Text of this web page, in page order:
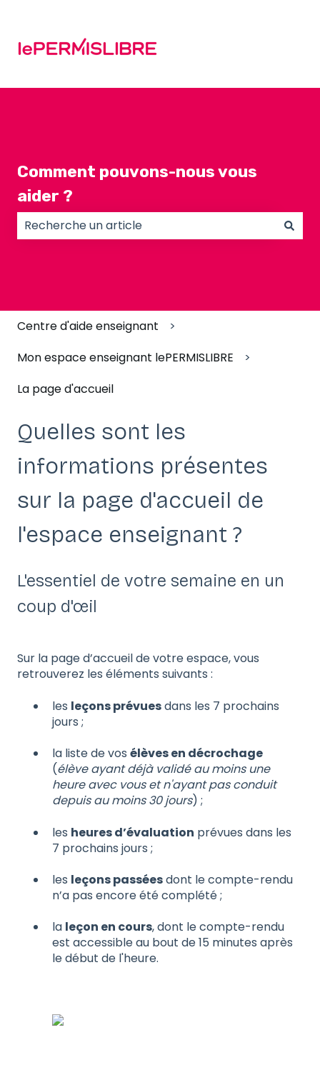
Comment pouvons-nous vous
aider ?
Centre d'aide enseignant
Mon espace enseignant lePERMISLIBRE
La page d'accueil
Quelles sont les
informations présentes
sur la page d'accueil de
l'espace enseignant ?
L'essentiel de votre semaine en un
coup d'œil
Sur la page d’accueil de votre espace, vous
retrouverez les éléments suivants :
les leçons prévuesdans les 7 prochains
jours ;
la liste de vos élèves en décrochage
(élève ayant déjà validé au moins une
heure avec vous et n'ayant pas conduit
depuis au moins 30 jours) ;
les heures d’évaluation prévues dans les
7 prochains jours ;
les leçons passéesdont le compte-rendu
n’a pas encore été complété ;
la leçon en cours, dont le compte-rendu
est accessible au bout de 15 minutes après
le début de l'heure.